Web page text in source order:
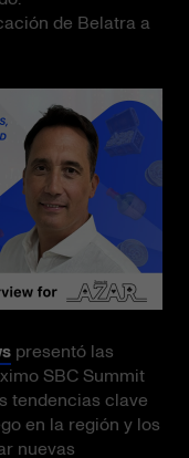
de Belatra a
presentó las
SBC Summit
tendencias clave
en la región y los
nuevas